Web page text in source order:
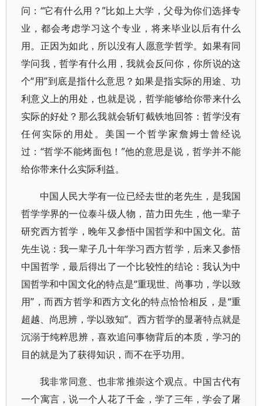
问：“它有什么用？”比如上大学，父母为你们选择专
业，都会考虑学习这个专业，将来毕业以后有什么
用。正因为如此，所以没有人愿意学哲学。如果有同
学问我，哲学有什么用，我就会反问你，你所说的这
个“用”到底是指什么意思？如果是指实际的用途、功
利意义上的用处，也就是说，哲学能够给你带来什么
实际的好处？那么我就会斩钉截铁地回答：哲学没有
任何实际的用处。美国一个哲学家詹姆士曾经说
过：“哲学不能烤面包！”他的意思是说，哲学并不能
给你带来什么实际利益。
中国人民大学有一位已经去世的老先生，是我国
哲学学界的一位泰斗级人物，苗力田先生，他一辈子
研究西方哲学，晚年又参悟中国哲学和中国文化。苗
先生说：我一辈子几十年学习西方哲学，后来又参悟
中国哲学，最后得出了一个比较性的结论：我认为中
国哲学和中国文化的特点是“重现世、尚事功，学以致
用”，而西方哲学和西方文化的特点恰恰相反，是“重
超越、尚思辨，学以致知”。西方哲学的显著特点就是
沉溺于纯粹思辨，喜欢追问事物背后的本质，学习的
目的就是为了获得知识，而不在乎功用。
我非常同意、也非常推崇这个观点。中国古代有
一个寓言，说一个人花了千金，学了三年，学会了屠